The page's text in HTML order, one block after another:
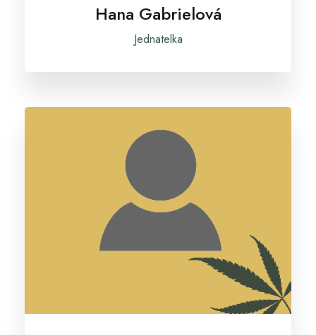
Hana Gabrielová
Jednatelka